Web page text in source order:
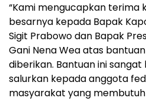
“Kami mengucapkan terima
besarnya kepada Bapak
Sigit Prabowo dan Bapak
Gani Nena Wea atas
diberikan. Bantuan ini
salurkan kepada anggota
masyarakat yang